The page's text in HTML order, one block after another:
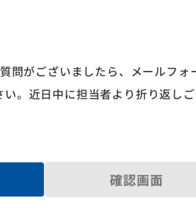
問がございましたら、 メールフォ
。 近日中に担当者より折り返し
確認画面